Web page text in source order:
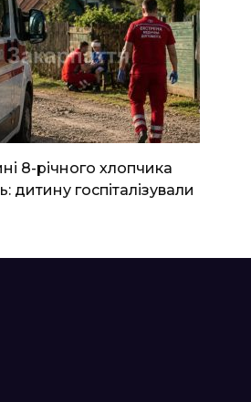
8-річного хлопчика
дитину госпіталізували